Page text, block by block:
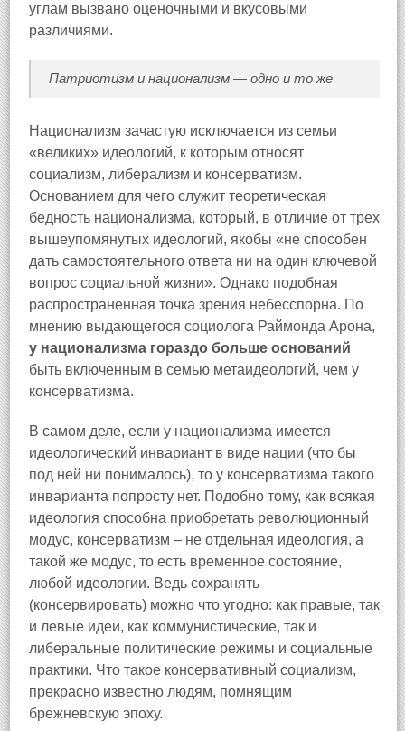
углам вызвано оценочными и вкусовыми
различиями.
Патриотизм и национализм — одно и то же
Национализм зачастую исключается из семьи
«великих» идеологий, к которым относят
социализм, либерализм и консерватизм.
Основанием для чего служит теоретическая
бедность национализма, который, в отличие от трех
вышеупомянутых идеологий, якобы «не способен
дать самостоятельного ответа ни на один ключевой
вопрос социальной жизни». Однако подобная
распространенная точка зрения небесспорна. По
мнению выдающегося социолога Раймонда Арона,
у национализма гораздо больше оснований
быть включенным в семью метаидеологий, чем у
консерватизма.
В самом деле, если у национализма имеется
идеологический инвариант в виде нации (что бы
под ней ни понималось), то у консерватизма такого
инварианта попросту нет. Подобно тому, как всякая
идеология способна приобретать революционный
модус, консерватизм – не отдельная идеология, а
такой же модус, то есть временное состояние,
любой идеологии. Ведь сохранять
(консервировать) можно что угодно: как правые, так
и левые идеи, как коммунистические, так и
либеральные политические режимы и социальные
практики. Что такое консервативный социализм,
прекрасно известно людям, помнящим
брежневскую эпоху.